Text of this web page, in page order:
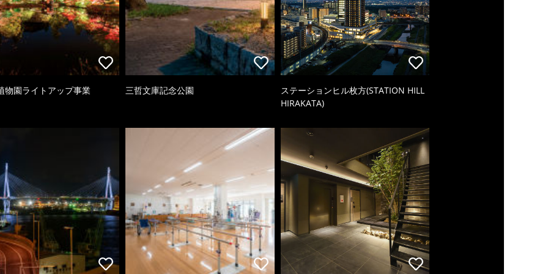
物園ライトアップ事業 三哲文庫記念公園
ステーションヒル枚方(STATION HILL
HIRAKATA)